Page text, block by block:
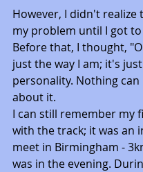
However, I didn't realize
my problem until I got to
Before that, I thought,
just the way I am; it's
personality. Nothing can
about it.
I can still remember my
with the track; it was an
meet in Birmingham -
was in the evening.